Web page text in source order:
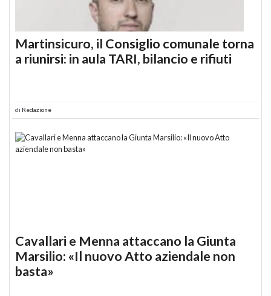
Martinsicuro, il Consiglio comunale torna
a riunirsi: in aula TARI, bilancio e rifiuti
di Redazione
Cavallari e Menna attaccano la Giunta
Marsilio: «Il nuovo Atto aziendale non
basta»